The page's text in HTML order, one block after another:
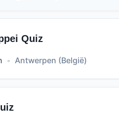
Quiz
• Antwerpen (België)